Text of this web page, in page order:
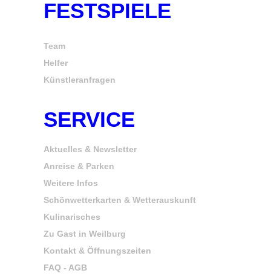
FESTSPIELE
Team
Helfer
Künstleranfragen
SERVICE
Aktuelles & Newsletter
Anreise & Parken
Weitere Infos
Schönwetterkarten & Wetterauskunft
Kulinarisches
Zu Gast in Weilburg
Kontakt & Öffnungszeiten
FAQ - AGB